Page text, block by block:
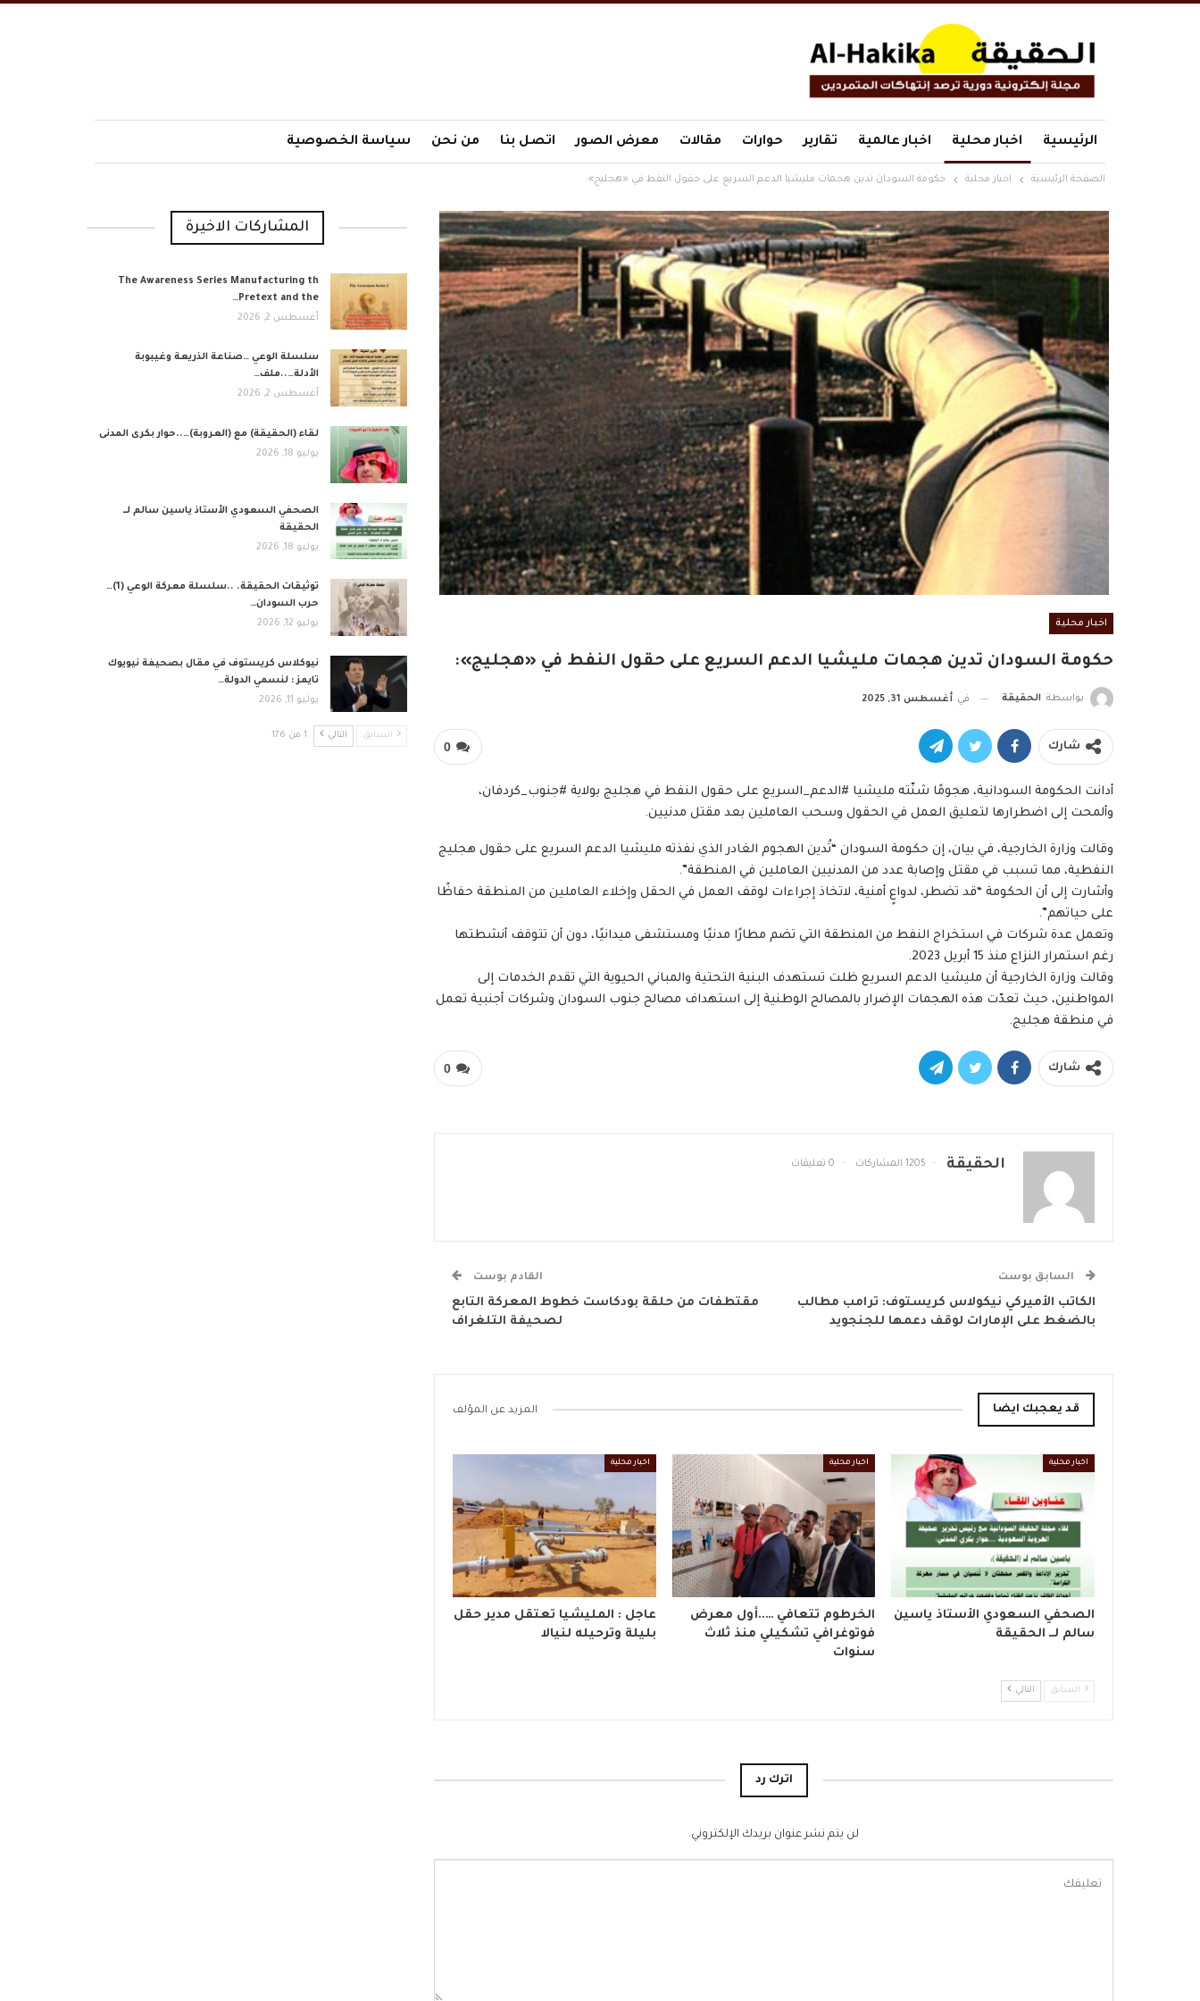
الرئيسية اخبار محلية اخبار عالمية تقارير حوارات مقالات معرض الصور اتصل بنا من نحن سياسة الخصوصية
الصفحة الرئيسية اخبار محلية حكومة السودان تدين هجمات مليشيا الدعم السريع على حقول النفط في «هجليج»:
اخبار محلية
حكومة السودان تدين هجمات مليشيا الدعم السريع على حقول النفط في «هجليج»:
بواسطة الحقيقة في أغسطس 31, 2025
0 شارك
أدانت الحكومة السودانية، هجومًا شنّته مليشيا ‎#الدعم_السريع على حقول النفط في هجليج بولاية ‎#جنوب_كردفان،
وألمحت إلى اضطرارها لتعليق العمل في الحقول وسحب العاملين بعد مقتل مدنيين.
وقالت وزارة الخارجية، في بيان، إن حكومة السودان “تُدين الهجوم الغادر الذي نفذته مليشيا الدعم السريع على حقول هجليج
النفطية، مما تسبب في مقتل وإصابة عدد من المدنيين العاملين في المنطقة”.
وأشارت إلى أن الحكومة “قد تضطر، لدواعٍ أمنية، لاتخاذ إجراءات لوقف العمل في الحقل وإخلاء العاملين من المنطقة حفاظًا
على حياتهم”.
وتعمل عدة شركات في استخراج النفط من المنطقة التي تضم مطارًا مدنيًا ومستشفى ميدانيًا، دون أن تتوقف أنشطتها
رغم استمرار النزاع منذ 15 أبريل 2023.
وقالت وزارة الخارجية أن مليشيا الدعم السريع ظلت تستهدف البنية التحتية والمباني الحيوية التي تقدم الخدمات إلى
المواطنين، حيث تعدّت هذه الهجمات الإضرار بالمصالح الوطنية إلى استهداف مصالح جنوب السودان وشركات أجنبية تعمل
في منطقة هجليج.
0 شارك
الحقيقة 1205 المشاركات 0 تعليقات
السابق بوست
الكاتب الأميركي نيكولاس كريستوف: ترامب مطالب
بالضغط على الإمارات لوقف دعمها للجنجويد
القادم بوست
مقتطفات من حلقة بودكاست خطوط المعركة التابع
لصحيفة التلغراف
قد يعجبك ايضا المزيد عن المؤلف
اخبار محلية
الصحفي السعودي الأستاذ ياسين
سالم لــ الحقيقة
اخبار محلية
الخرطوم تتعافي …..أول معرض
فوتوغرافي تشكيلي منذ ثلاث
سنوات
اخبار محلية
عاجل : المليشيا تعتقل مدير حقل
بليلة وترحيله لنيالا
السابق التالي
اترك رد
لن يتم نشر عنوان بريدك الإلكتروني.
المشاركات الاخيرة
The Awareness Series Manufacturing th
Pretext and the…
أغسطس 2, 2026
​سلسلة الوعي …صناعة الذريعة وغيبوبة
الأدلة…..ملف…
أغسطس 2, 2026
لقاء (الحقيقة) مع (العروبة)…..حوار بكرى المدنى
يوليو 18, 2026
الصحفي السعودي الأستاذ ياسين سالم لــ
الحقيقة
يوليو 18, 2026
توثيقات الحقيقة. ..سلسلة معركة الوعي (1)…
حرب السودان…
يوليو 12, 2026
نيوكلاس كريستوف في مقال بصحيفة نيويوك
تايمز : لنسمي الدولة…
يوليو 11, 2026
السابق التالي 1 من 176